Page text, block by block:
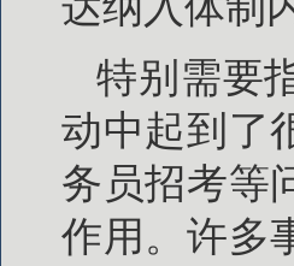
特别需要
动中起到了
务员招考等
作用。许多